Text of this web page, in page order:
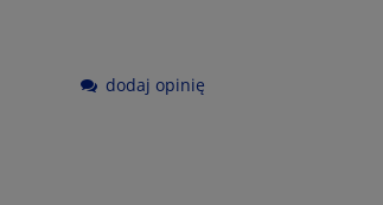
dodaj opinię